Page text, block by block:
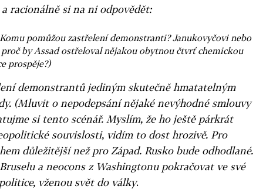
racionálně si na ni odpovědět:
pomůžou zastřelení demonstranti? Janukovyčovi nebo
proč by Assad ostřeloval nějakou obytnou čtvrť chemickou
prospěje?)
demonstrantů jediným skutečně hmatatelným
(Mluvit o nepodepsání nějaké nevýhodné smlouvy
si tento scénář. Myslím, že ho ještě párkrát
souvislosti, vidím to dost hrozivě. Pro
důležitější než pro Západ. Rusko bude odhodlané.
a neocons z Washingtonu pokračovat ve své
vženou svět do války.